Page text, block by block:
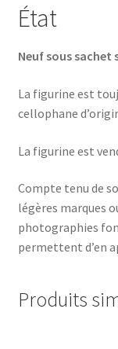
État
Neuf sous sachet
La figurine est
cellophane
La figurine est
Compte tenu de
légères marques
photographies
permettent d’en
Produits